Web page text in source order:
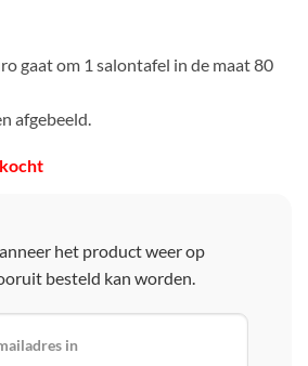
gaat om 1 salontafel in de maat 80
afgebeeld.
het product weer op
besteld kan worden.